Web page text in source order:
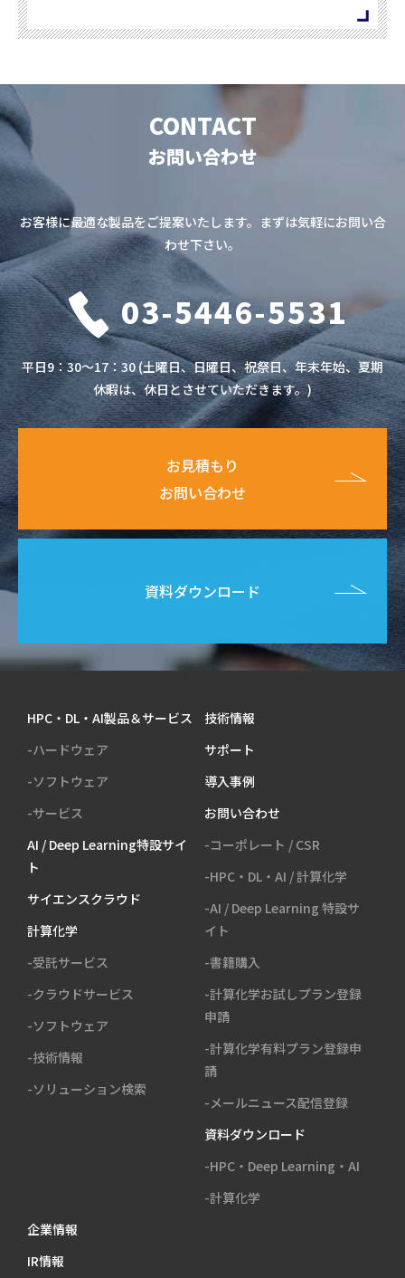
CONTACT
お問い合わせ
お客様に最適な製品をご提案いたします。まずは気軽にお問い合
わせ下さい。
03-5446-5531
平日9：30～17：30 (土曜日、日曜日、祝祭日、年末年始、夏期
休暇は、休日とさせていただきます。)
お見積もり
お問い合わせ
資料ダウンロード
HPC・DL・AI製品＆サービス
-ハードウェア
-ソフトウェア
-サービス
AI / Deep Learning特設サイ
ト
サイエンスクラウド
計算化学
-受託サービス
-クラウドサービス
-ソフトウェア
-技術情報
-ソリューション検索
技術情報
サポート
導入事例
お問い合わせ
-コーポレート / CSR
-HPC・DL・AI / 計算化学
-AI / Deep Learning 特設サ
イト
-書籍購入
-計算化学お試しプラン登録
申請
-計算化学有料プラン登録申
請
-メールニュース配信登録
資料ダウンロード
-HPC・Deep Learning・AI
-計算化学
企業情報
IR情報